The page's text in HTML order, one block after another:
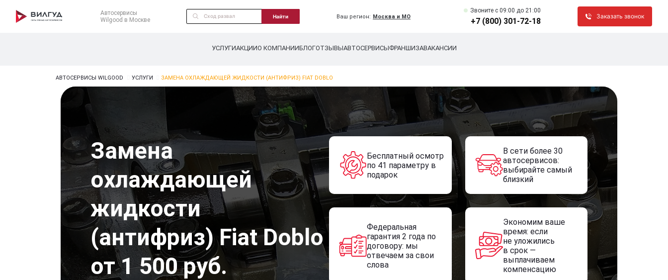
Автосервисы
Wilgood в Москве
Найти Ваш регион: Москва и МО
Звоните c 09:00 до 21:00
+7 (800) 301-72-18
Заказать звонок
УСЛУГИАКЦИИО КОМПАНИИБЛОГОТЗЫВЫАВТОСЕРВИСЫФРАНШИЗАВАКАНСИИ
АВТОСЕРВИСЫ WILGOOD УСЛУГИ ЗАМЕНА ОХЛАЖДАЮЩЕЙ ЖИДКОСТИ (АНТИФРИЗ) FIAT DOBLO
Замена
охлаждающей
жидкости
(антифриз) Fiat Doblo
от 1 500 руб.
Бесплатный осмотр
по 41 параметру в
подарок
В сети более 30
автосервисов:
выбирайте самый
близкий
Федеральная
гарантия 2 года по
договору: мы
отвечаем за свои
слова
Экономим ваше
время: если
не уложились
в срок —
выплачиваем
компенсацию